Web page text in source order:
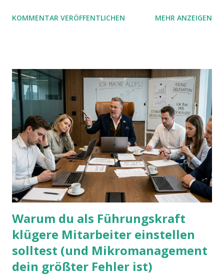
mit UND oder ODER oder NICHT... Das geht so einfach,
KOMMENTAR VERÖFFENTLICHEN MEHR ANZEIGEN
Warum du als Führungskraft
klügere Mitarbeiter einstellen
solltest (und Mikromanagement
dein größter Fehler ist)